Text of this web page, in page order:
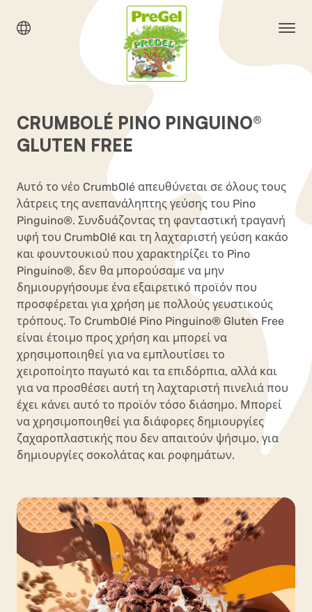
CRUMBOLÉ PINO PINGUINO®
GLUTEN FREE
Αυτό το νέο CrumbOlé απευθύνεται σε όλους τους
λάτρεις της ανεπανάληπτης γεύσης του Pino
Pinguino®. Συνδυάζοντας τη φανταστική τραγανή
υφή του CrumbOlé και τη λαχταριστή γεύση κακάο
και φουντουκιού που χαρακτηρίζει το Pino
Pinguino®, δεν θα μπορούσαμε να μην
δημιουργήσουμε ένα εξαιρετικό προϊόν που
προσφέρεται για χρήση με πολλούς γευστικούς
τρόπους. Το CrumbOlé Pino Pinguino® Gluten Free
είναι έτοιμο προς χρήση και μπορεί να
χρησιμοποιηθεί για να εμπλουτίσει το
χειροποίητο παγωτό και τα επιδόρπια, αλλά και
για να προσθέσει αυτή τη λαχταριστή πινελιά που
έχει κάνει αυτό το προϊόν τόσο διάσημο. Μπορεί
να χρησιμοποιηθεί για διάφορες δημιουργίες
ζαχαροπλαστικής που δεν απαιτούν ψήσιμο, για
δημιουργίες σοκολάτας και ροφημάτων.